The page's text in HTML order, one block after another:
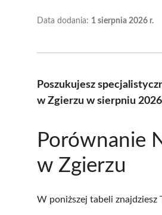
Data dodania: 1 sierpnia 2026 r.
Poszukujesz
w Zgierzu w sierpniu
Porównanie
w Zgierzu
W poniższej tabeli znajdziesz